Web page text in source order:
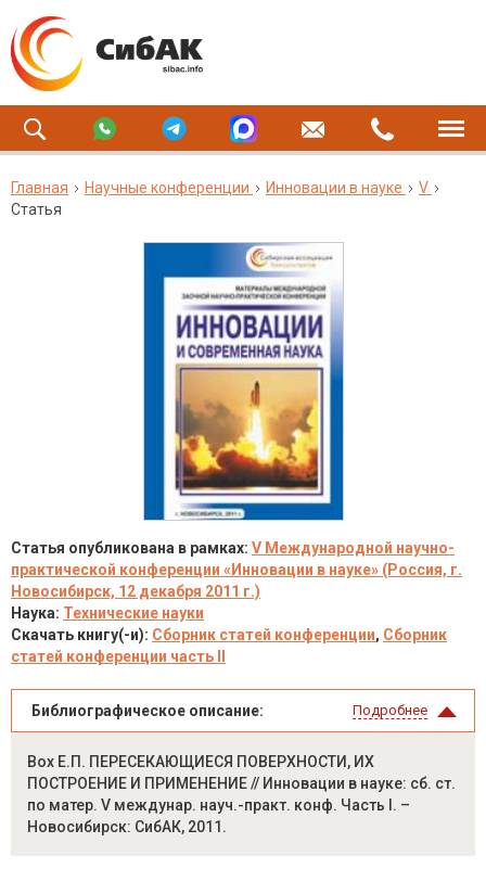
Главная Научные конференции Инновации в науке
V
Статья
Статья опубликована в рамках: V Международной научно-
практической конференции «Инновации в науке» (Россия, г.
Новосибирск, 12 декабря 2011 г.)
Наука: Технические науки
Скачать книгу(-и): Сборник статей конференции, Сборник
статей конференции часть II
Библиографическое описание: Подробнее
Вох Е.П. ПЕРЕСЕКАЮЩИЕСЯ ПОВЕРХНОСТИ, ИХ
ПОСТРОЕНИЕ И ПРИМЕНЕНИЕ // Инновации в науке: сб. ст.
по матер. V междунар. науч.-практ. конф. Часть I. –
Новосибирск: СибАК, 2011.